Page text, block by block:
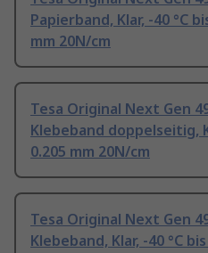
Papierband, Klar, -40 °C
mm 20N/cm
Tesa Original Next Gen
Klebeband doppelseitig,
0.205 mm 20N/cm
Tesa Original Next Gen
Klebeband, Klar, -40 °C